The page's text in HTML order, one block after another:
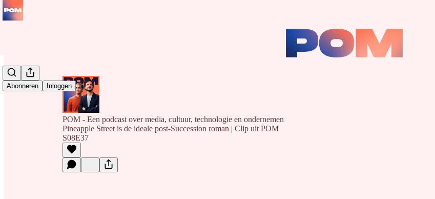
Abonneren Inloggen
POM - Een podcast over media, cultuur, technologie en ondernemen
Pineapple Street is de ideale post-Succession roman | Clip uit POM
S08E37